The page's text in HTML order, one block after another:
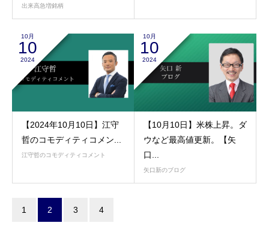
出来高急増銘柄
10月
10
2024
【2024年10月10日】江守
哲のコモディティコメン...
江守哲のコモディティコメント
10月
10
2024
【10月10日】米株上昇。ダ
ウなど最高値更新。【矢
口...
矢口新のブログ
1 2 3 4